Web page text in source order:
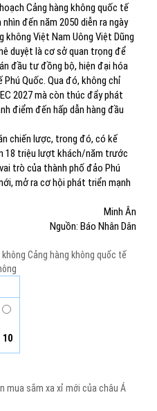
Cảng hàng không quốc tế
đến năm 2050 diễn ra ngày
không Việt Nam Uông Việt Dũng
duyệt là cơ sở quan trọng để
đầu tư đồng bộ, hiện đại hóa
Quốc. Qua đó, không chỉ
2027 mà còn thúc đẩy phát
điểm đến hấp dẫn hàng đầu
chiến lược, trong đó, có kế
18 triệu lượt khách/năm trước
trò của thành phố đảo Phú
mở ra cơ hội phát triển mạnh
Minh Ân
Nguồn: Báo Nhân Dân
Cảng hàng không quốc tế
10
mua sắm xa xỉ mới của châu Á